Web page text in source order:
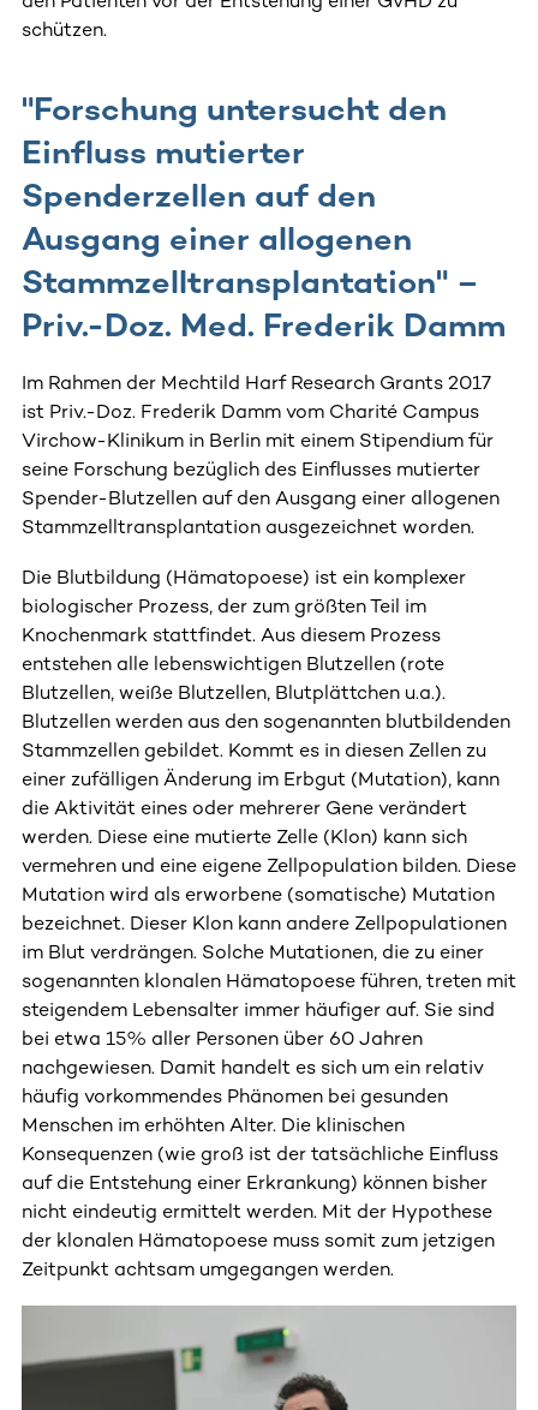
schützen.
"Forschung untersucht den
Einfluss mutierter
Spenderzellen auf den
Ausgang einer allogenen
Stammzelltransplantation" –
Priv.-Doz. Med. Frederik Damm
Im Rahmen der Mechtild Harf Research Grants 2017
ist Priv.-Doz. Frederik Damm vom Charité Campus
Virchow-Klinikum in Berlin mit einem Stipendium für
seine Forschung bezüglich des Einflusses mutierter
Spender-Blutzellen auf den Ausgang einer allogenen
Stammzelltransplantation ausgezeichnet worden.
Die Blutbildung (Hämatopoese) ist ein komplexer
biologischer Prozess, der zum größten Teil im
Knochenmark stattfindet. Aus diesem Prozess
entstehen alle lebenswichtigen Blutzellen (rote
Blutzellen, weiße Blutzellen, Blutplättchen u.a.).
Blutzellen werden aus den sogenannten blutbildenden
Stammzellen gebildet. Kommt es in diesen Zellen zu
einer zufälligen Änderung im Erbgut (Mutation), kann
die Aktivität eines oder mehrerer Gene verändert
werden. Diese eine mutierte Zelle (Klon) kann sich
vermehren und eine eigene Zellpopulation bilden. Diese
Mutation wird als erworbene (somatische) Mutation
bezeichnet. Dieser Klon kann andere Zellpopulationen
im Blut verdrängen. Solche Mutationen, die zu einer
sogenannten klonalen Hämatopoese führen, treten mit
steigendem Lebensalter immer häufiger auf. Sie sind
bei etwa 15% aller Personen über 60 Jahren
nachgewiesen. Damit handelt es sich um ein relativ
häufig vorkommendes Phänomen bei gesunden
Menschen im erhöhten Alter. Die klinischen
Konsequenzen (wie groß ist der tatsächliche Einfluss
auf die Entstehung einer Erkrankung) können bisher
nicht eindeutig ermittelt werden. Mit der Hypothese
der klonalen Hämatopoese muss somit zum jetzigen
Zeitpunkt achtsam umgegangen werden.